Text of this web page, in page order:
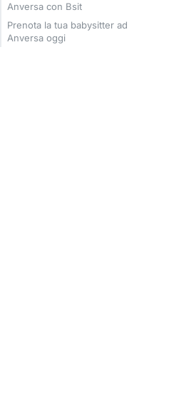
Anversa con Bsit
Prenota la tua babysitter ad
Anversa oggi